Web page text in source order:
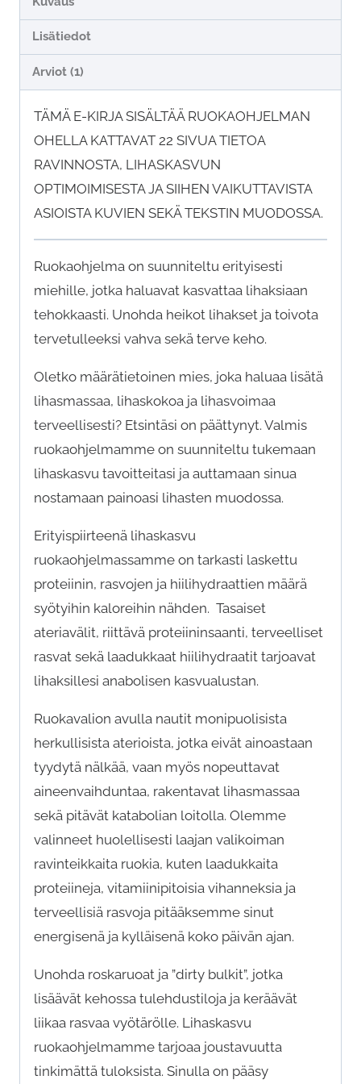
Lisätiedot
Arviot (1)
TÄMÄ E-KIRJA SISÄLTÄÄ RUOKAOHJELMAN
OHELLA KATTAVAT 22 SIVUA TIETOA
RAVINNOSTA, LIHASKASVUN
OPTIMOIMISESTA JA SIIHEN VAIKUTTAVISTA
ASIOISTA KUVIEN SEKÄ TEKSTIN MUODOSSA.
Ruokaohjelma on suunniteltu erityisesti
miehille, jotka haluavat kasvattaa lihaksiaan
tehokkaasti. Unohda heikot lihakset ja toivota
tervetulleeksi vahva sekä terve keho.
Oletko määrätietoinen mies, joka haluaa lisätä
lihasmassaa, lihaskokoa ja lihasvoimaa
terveellisesti? Etsintäsi on päättynyt. Valmis
ruokaohjelmamme on suunniteltu tukemaan
lihaskasvu tavoitteitasi ja auttamaan sinua
nostamaan painoasi lihasten muodossa.
Erityispiirteenä lihaskasvu
ruokaohjelmassamme on tarkasti laskettu
proteiinin, rasvojen ja hiilihydraattien määrä
syötyihin kaloreihin nähden. Tasaiset
ateriavälit, riittävä proteiininsaanti, terveelliset
rasvat sekä laadukkaat hiilihydraatit tarjoavat
lihaksillesi anabolisen kasvualustan.
Ruokavalion avulla nautit monipuolisista
herkullisista aterioista, jotka eivät ainoastaan
tyydytä nälkää, vaan myös nopeuttavat
aineenvaihduntaa, rakentavat lihasmassaa
sekä pitävät katabolian loitolla. Olemme
valinneet huolellisesti laajan valikoiman
ravinteikkaita ruokia, kuten laadukkaita
proteiineja, vitamiinipitoisia vihanneksia ja
terveellisiä rasvoja pitääksemme sinut
energisenä ja kylläisenä koko päivän ajan.
Unohda roskaruoat ja ”dirty bulkit”, jotka
lisäävät kehossa tulehdustiloja ja keräävät
liikaa rasvaa vyötärölle. Lihaskasvu
ruokaohjelmamme tarjoaa joustavuutta
tinkimättä tuloksista. Sinulla on pääsy